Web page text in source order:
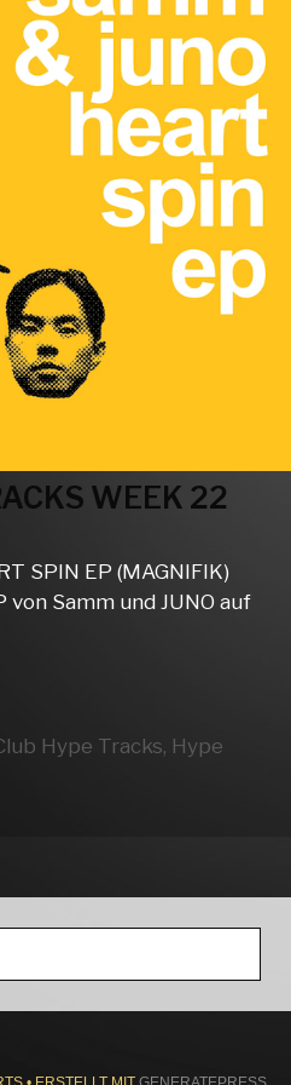
WEEK 22
SPIN EP (MAGNIFIK)
von Samm und JUNO auf
Hype Tracks, Hype